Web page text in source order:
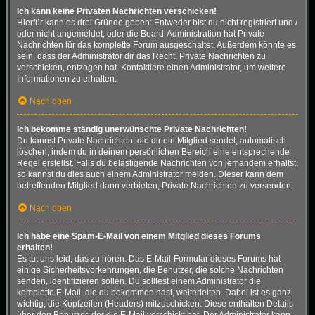
Ich kann keine Privaten Nachrichten verschicken!
Hierfür kann es drei Gründe geben: Entweder bist du nicht registriert und /
oder nicht angemeldet, oder die Board-Administration hat Private
Nachrichten für das komplette Forum ausgeschaltet. Außerdem könnte es
sein, dass der Administrator dir das Recht, Private Nachrichten zu
verschicken, entzogen hat. Kontaktiere einen Administrator, um weitere
Informationen zu erhalten.
Nach oben
Ich bekomme ständig unerwünschte Private Nachrichten!
Du kannst Private Nachrichten, die dir ein Mitglied sendet, automatisch
löschen, indem du in deinem persönlichen Bereich eine entsprechende
Regel erstellst. Falls du belästigende Nachrichten von jemandem erhältst,
so kannst du dies auch einem Administrator melden. Dieser kann dem
betreffenden Mitglied dann verbieten, Private Nachrichten zu versenden.
Nach oben
Ich habe eine Spam-E-Mail von einem Mitglied dieses Forums
erhalten!
Es tut uns leid, das zu hören. Das E-Mail-Formular dieses Forums hat
einige Sicherheitsvorkehrungen, die Benutzer, die solche Nachrichten
senden, identifizieren sollen. Du solltest einem Administrator die
komplette E-Mail, die du bekommen hast, weiterleiten. Dabei ist es ganz
wichtig, die Kopfzeilen (Headers) mitzuschicken. Diese enthalten Details